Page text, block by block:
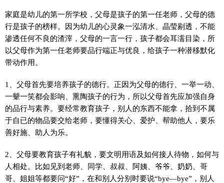
家庭是幼儿的第一所学校，父母是孩子的第一任老师，父母的德
行是孩子的榜样。因为幼儿的心灵象一泓清水、晶莹剔透，不能
渗透任何不良的渣滓，父母的一言一行，孩子都会耳濡目染，所
以父母作为第一任老师要品行端正与优良，给孩子一种潜移默化
带动作用。
1、父母首先要培养孩子的德行。正因为父母的德行、一举一动、
一颦一笑都会影响、熏陶孩子的行为，所以父母首先应加强自身
的品行与素养。要经常教育孩子，别人的东西不能拿，拾到不属
于自已的物品要交给老师，要懂得关心、爱护、帮助他人，要乐
善好施、助人为乐。
2、父母要教育孩子有礼貌，要文明用语及如何接人待物，如何与
人相处。比如见到老师、同学、叔叔、阿姨、爷爷、奶奶、哥
哥、姐姐等都要问“好”，在和别人分别时要说“bye—bye”，别人